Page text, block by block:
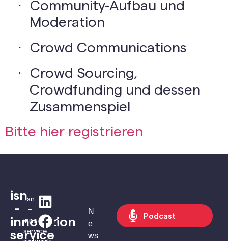
·
Community-Aufbau und
Moderation
· Crowd Communications
·
Crowd Sourcing,
Crowdfunding und dessen
Zusammenspiel
Bitte hier registrieren
isn
-
innovation
service
isn
–
innovation
service
N
e
ws
Podcast